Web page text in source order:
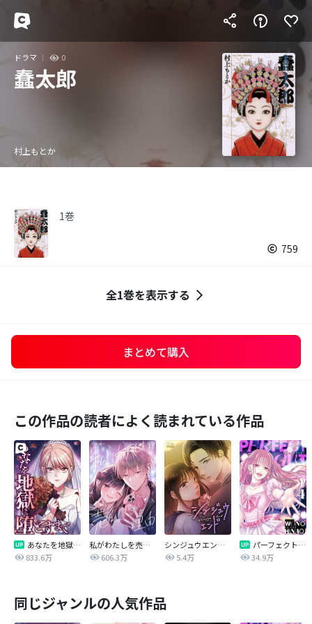
ドラマ 0
蠢太郎
村上もとか
1巻
759
全1巻を表示する
まとめて購入
この作品の読者によく読まれている作品
あなたを地獄に堕とすまで
833.6万
私がわたしを売る理由
606.3万
シンジュウエンド【タテヨミ】
5.4万
パーフェクトグリッター
34.9万
同じジャンルの人気作品